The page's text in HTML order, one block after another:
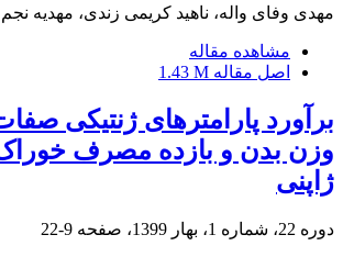
مهدی وفای واله، ناهید کریمی زندی، مهدیه نجم
مشاهده مقاله
اصل مقاله 1.43 M
برآورد پارامتر‌های ژنتیکی
وزن بدن و بازده مصرف
ژاپنی
دوره 22، شماره 1، بهار 1399، صفحه 9-22